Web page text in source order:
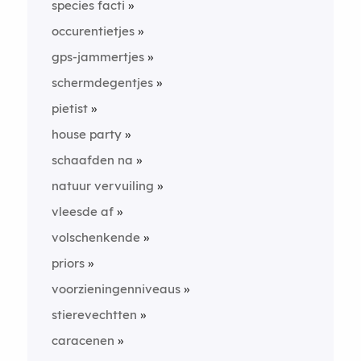
species facti
occurentietjes
gps-jammertjes
schermdegentjes
pietist
house party
schaafden na
natuur vervuiling
vleesde af
volschenkende
priors
voorzieningenniveaus
stierevechtten
caracenen